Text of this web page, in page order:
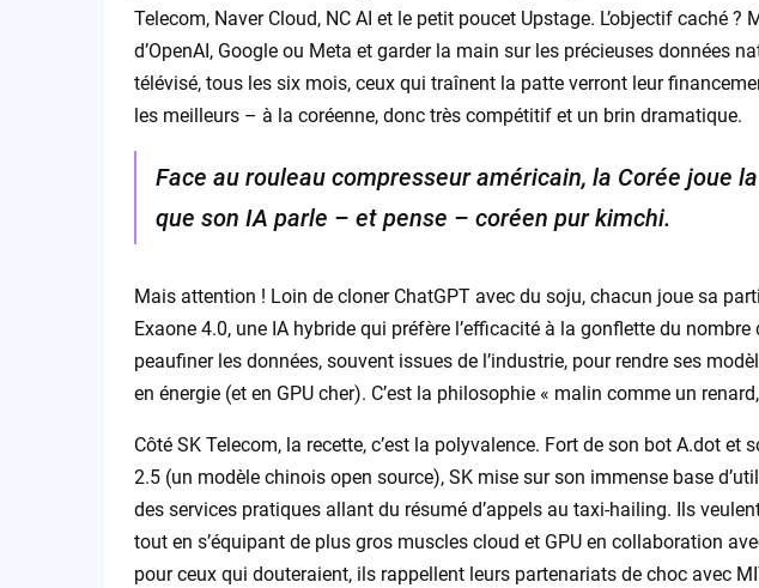
Telecom, Naver Cloud, NC AI et le petit poucet Upstage. L’objectif caché ?
d’OpenAI, Google ou Meta et garder la main sur les précieuses données
télévisé, tous les six mois, ceux qui traînent la patte verront leur
les meilleurs – à la coréenne, donc très compétitif et un brin dramatique.
Face au rouleau compresseur américain, la Corée joue
que son IA parle – et pense – coréen pur kimchi.
Mais attention ! Loin de cloner ChatGPT avec du soju, chacun joue sa
Exaone 4.0, une IA hybride qui préfère l’efficacité à la gonflette du nombre
peaufiner les données, souvent issues de l’industrie, pour rendre ses
en énergie (et en GPU cher). C’est la philosophie « malin comme un
Côté SK Telecom, la recette, c’est la polyvalence. Fort de son bot A.dot et
2.5 (un modèle chinois open source), SK mise sur son immense base
des services pratiques allant du résumé d’appels au taxi-hailing. Ils
tout en s’équipant de plus gros muscles cloud et GPU en collaboration
pour ceux qui douteraient, ils rappellent leurs partenariats de choc avec